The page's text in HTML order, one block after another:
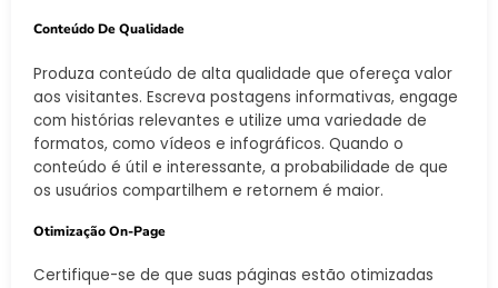
Conteúdo De Qualidade
Produza conteúdo de alta qualidade que ofereça valor
aos visitantes. Escreva postagens informativas, engage
com histórias relevantes e utilize uma variedade de
formatos, como vídeos e infográficos. Quando o
conteúdo é útil e interessante, a probabilidade de que
os usuários compartilhem e retornem é maior.
Otimização On-Page
Certifique-se de que suas páginas estão otimizadas